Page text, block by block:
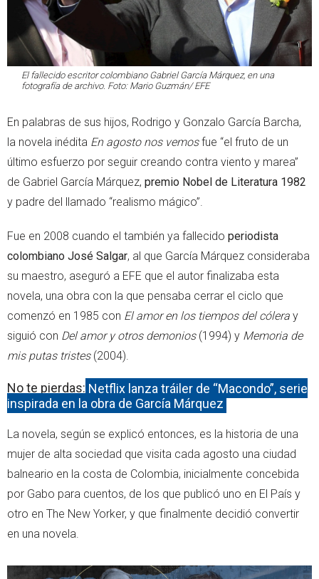
El fallecido escritor colombiano Gabriel García Márquez, en una
fotografía de archivo. Foto: Mario Guzmán/ EFE
En palabras de sus hijos, Rodrigo y Gonzalo García Barcha,
la novela inédita En agosto nos vemosfue “el fruto de un
último esfuerzo por seguir creando contra viento y marea”
de Gabriel García Márquez, premio Nobel de Literatura 1982
y padre del llamado “realismo mágico”.
Fue en 2008 cuando el también ya fallecido periodista
colombiano José Salgar, al que García Márquez consideraba
su maestro, aseguró a EFE que el autor finalizaba esta
novela, una obra con la que pensaba cerrar el ciclo que
comenzó en 1985 con El amor en los tiempos del cólera y
siguió con Del amor y otros demonios(1994) y Memoria de
mis putas tristes(2004).
No te pierdas: Netflix lanza tráiler de “Macondo”, serie
inspirada en la obra de García Márquez
La novela, según se explicó entonces, es la historia de una
mujer de alta sociedad que visita cada agosto una ciudad
balneario en la costa de Colombia, inicialmente concebida
por Gabo para cuentos, de los que publicó uno en El País y
otro en The New Yorker, y que finalmente decidió convertir
en una novela.